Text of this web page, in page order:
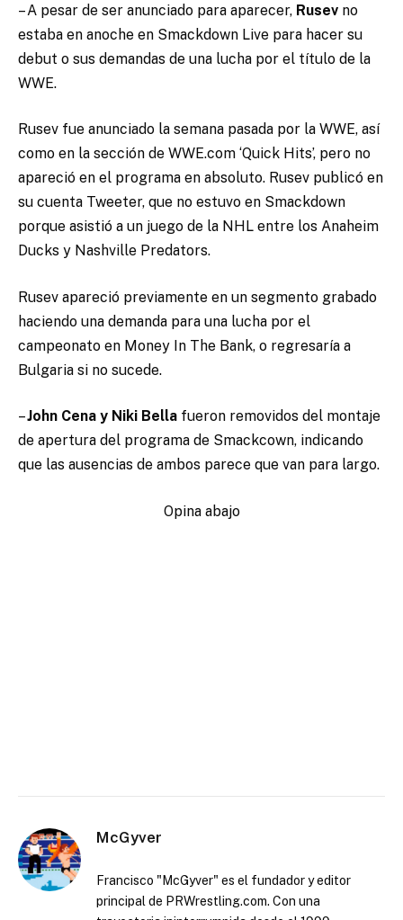
– A pesar de ser anunciado para aparecer, Rusev no
estaba en anoche en Smackdown Live para hacer su
debut o sus demandas de una lucha por el título de la
WWE.
Rusev fue anunciado la semana pasada por la WWE, así
como en la sección de WWE.com ‘Quick Hits’, pero no
apareció en el programa en absoluto. Rusev publicó en
su cuenta Tweeter, que no estuvo en Smackdown
porque asistió a un juego de la NHL entre los Anaheim
Ducks y Nashville Predators.
Rusev apareció previamente en un segmento grabado
haciendo una demanda para una lucha por el
campeonato en Money In The Bank, o regresaría a
Bulgaria si no sucede.
–John Cena y Niki Bella fueron removidos del montaje
de apertura del programa de Smackcown, indicando
que las ausencias de ambos parece que van para largo.
Opina abajo
McGyver
Francisco "McGyver" es el fundador y editor
principal de PRWrestling.com. Con una